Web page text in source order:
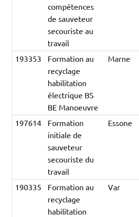
compétences
de sauveteur
secouriste au
travail
193353
Formation au
recyclage
habilitation
électrique BS
BE Manoeuvre
Marne
197614
Formation
initiale de
sauveteur
secouriste du
travail
Essone
190335
Formation au
recyclage
habilitation
Var